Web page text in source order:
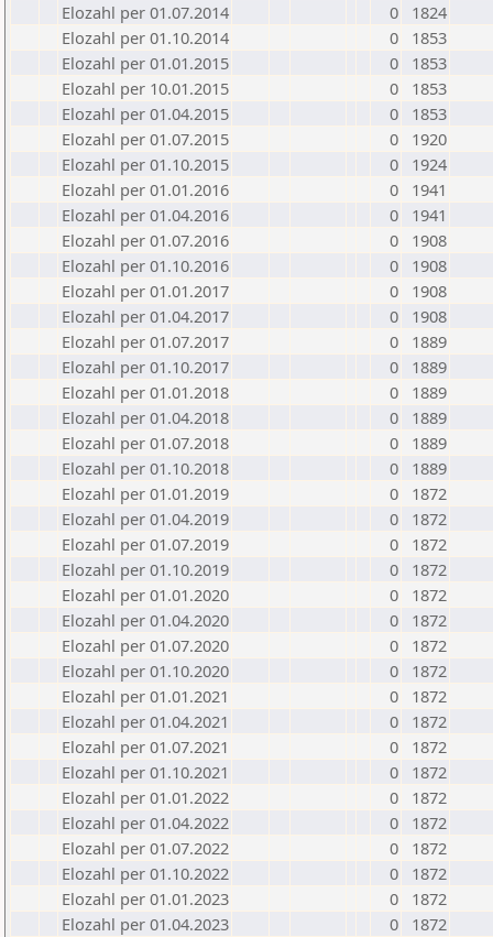
Elozahl per 01.07.2014
0
1824
Elozahl per 01.10.2014
0
1853
Elozahl per 01.01.2015
0
1853
Elozahl per 10.01.2015
0
1853
Elozahl per 01.04.2015
0
1853
Elozahl per 01.07.2015
0
1920
Elozahl per 01.10.2015
0
1924
Elozahl per 01.01.2016
0
1941
Elozahl per 01.04.2016
0
1941
Elozahl per 01.07.2016
0
1908
Elozahl per 01.10.2016
0
1908
Elozahl per 01.01.2017
0
1908
Elozahl per 01.04.2017
0
1908
Elozahl per 01.07.2017
0
1889
Elozahl per 01.10.2017
0
1889
Elozahl per 01.01.2018
0
1889
Elozahl per 01.04.2018
0
1889
Elozahl per 01.07.2018
0
1889
Elozahl per 01.10.2018
0
1889
Elozahl per 01.01.2019
0
1872
Elozahl per 01.04.2019
0
1872
Elozahl per 01.07.2019
0
1872
Elozahl per 01.10.2019
0
1872
Elozahl per 01.01.2020
0
1872
Elozahl per 01.04.2020
0
1872
Elozahl per 01.07.2020
0
1872
Elozahl per 01.10.2020
0
1872
Elozahl per 01.01.2021
0
1872
Elozahl per 01.04.2021
0
1872
Elozahl per 01.07.2021
0
1872
Elozahl per 01.10.2021
0
1872
Elozahl per 01.01.2022
0
1872
Elozahl per 01.04.2022
0
1872
Elozahl per 01.07.2022
0
1872
Elozahl per 01.10.2022
0
1872
Elozahl per 01.01.2023
0
1872
Elozahl per 01.04.2023
0
1872